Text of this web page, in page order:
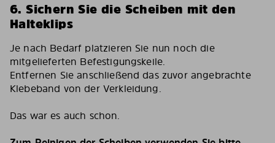
6. Sichern Sie die Scheiben mit den
Halteklips
Je nach Bedarf platzieren Sie nun noch die
mitgelieferten Befestigungskeile.
Entfernen Sie anschließend das zuvor angebrachte
Klebeband von der Verkleidung.
Das war es auch schon.